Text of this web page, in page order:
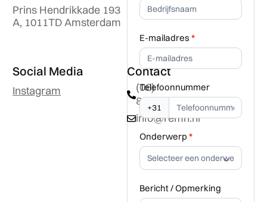
Prins Hendrikkade 193
A, 1011TD Amsterdam
Social Media
Instagram
Contact
(06)
83971643
info@remh.nl
E-mailadres*
Telefoonnummer
+31
Onderwerp *
Bericht / Opmerking